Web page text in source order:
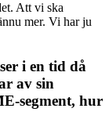
Att vi ska
mer. Vi har ju
i en tid då
av sin
segment, hur